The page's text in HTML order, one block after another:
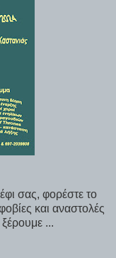
σας, φορέστε το
και αναστολές
...